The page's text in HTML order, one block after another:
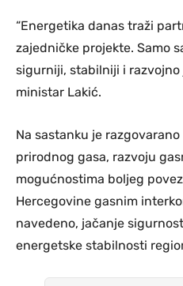
“Energetika danas traži
zajedničke projekte. Samo
sigurniji, stabilniji i razvojno
ministar Lakić.
Na sastanku je
prirodnog gasa, razvoju
mogućnostima boljeg
Hercegovine gasnim
navedeno, jačanje
energetske stabilnosti